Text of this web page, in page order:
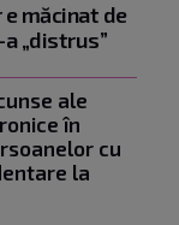
măcinat de
„distrus”
ale
în
cu
la